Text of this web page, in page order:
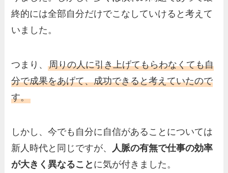
終的には全部自分だけでこなしていけると考えて
いました。
つまり、周りの人に引き上げてもらわなくても自
分で成果をあげて、成功できると考えていたので
す。
しかし、今でも自分に自信があることについては
新人時代と同じですが、 人脈の有無で仕事の効率
が大きく異なること に気が付きました。